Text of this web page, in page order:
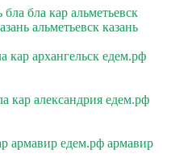
бла бла кар альметьевск
альметьевск казань
кар архангельск едем.рф
кар александрия едем.рф
армавир едем.рф армавир